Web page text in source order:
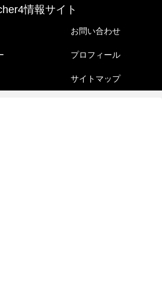
情報サイト
お問い合わせ
プロフィール
サイトマップ